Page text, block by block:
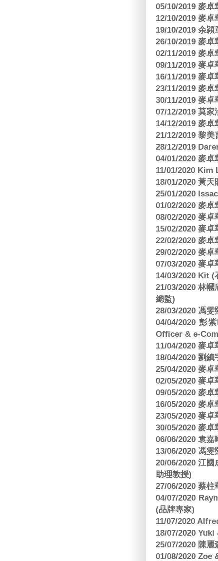
05/10/2019 麥
12/10/2019 麥
19/10/2019 余
26/10/2019 麥
02/11/2019 麥
09/11/2019 麥
16/11/2019 麥
23/11/2019 麥
30/11/2019 麥
07/12/2019 莫
14/12/2019 麥
21/12/2019 黎
28/12/2019
04/01/2020 麥
11/01/2020
18/01/2020 黃
25/01/2020
01/02/2020 麥
08/02/2020 麥
15/02/2020 麥
22/02/2020 麥
29/02/2020 麥
07/03/2020 麥
14/03/2020 Kit
21/03/2020 林
總監)
28/03/2020 馮
04/04/2020 彭
Officer & e-
11/04/2020 麥
18/04/2020 劉
25/04/2020 麥
02/05/2020 麥
09/05/2020 麥
16/05/2020 麥
23/05/2020 麥
30/05/2020 麥
06/06/2020 袁
13/06/2020 馮
20/06/2020 江
助理教授)
27/06/2020 蔡
04/07/2020
(品牌專家)
11/07/2020
18/07/2020
25/07/2020 陳
01/08/2020 Zoe